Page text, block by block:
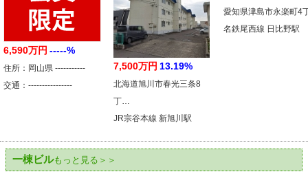
6,590万円 -----%
住所：岡山県 -----------
交通：----------------
7,500万円 13.19%
北海道旭川市春光三条8
丁…
JR宗谷本線 新旭川駅
愛知県津島市永楽町4
名鉄尾西線 日比野駅
一棟ビルもっと見る＞＞